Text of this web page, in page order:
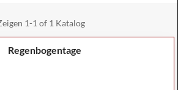
1-1 of 1 Katalog